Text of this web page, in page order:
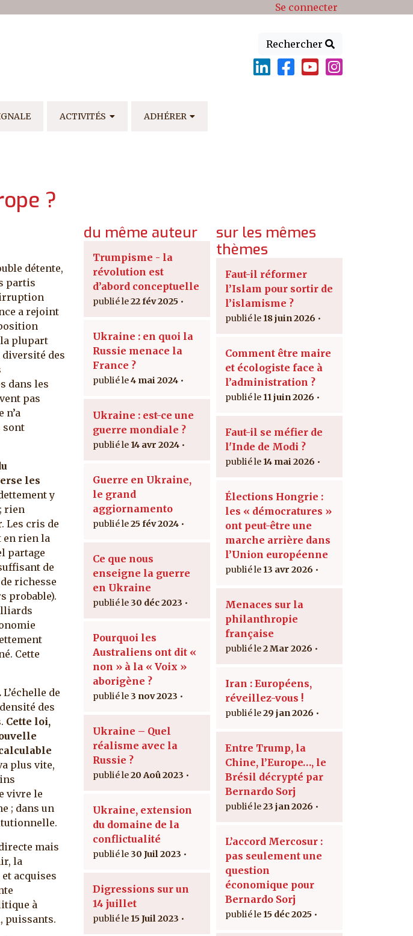
Se connecter
Rechercher
ACTIVITÉS ADHÉRER
?
détente,
partis
a rejoint
plupart
diversité des
dans les
pas
sont
les
y
rien
Les cris de
en rien la
partage
de
richesse
probable).
Cette
L’échelle de
des
Cette loi,
plus vite,
vivre le
; dans un
mais
la
acquises
à
puissants.
du même auteur
Trumpisme - la
révolution est
d’abord conceptuelle
22 fév 2025
Ukraine : en quoi la
Russie menace la
France ?
4 mai 2024
Ukraine : est-ce une
guerre mondiale ?
14 avr 2024
Guerre en Ukraine,
le grand
aggiornamento
25 fév 2024
Ce que nous
enseigne la guerre
en Ukraine
30 déc 2023
Pourquoi les
Australiens ont dit «
non » à la « Voix »
aborigène ?
3 nov 2023
Ukraine – Quel
réalisme avec la
Russie ?
20 Aoû 2023
Ukraine, extension
du domaine de la
conflictualité
30 Juil 2023
Digressions sur un
14 juillet
15 Juil 2023
sur les mêmes
thèmes
Faut-il réformer
l’Islam pour sortir de
l’islamisme ?
18 juin 2026
Comment être maire
et écologiste face à
l’administration ?
11 juin 2026
Faut-il se méfier de
l'Inde de Modi ?
14 mai 2026
Élections Hongrie :
les « démocratures »
ont peut-être une
marche arrière dans
l’Union européenne
13 avr 2026
Menaces sur la
philanthropie
française
2 Mar 2026
Iran : Européens,
réveillez-vous !
29 jan 2026
Entre Trump, la
Chine, l’Europe…, le
Brésil décrypté par
Bernardo Sorj
23 jan 2026
L’accord Mercosur :
pas seulement une
question
économique pour
Bernardo Sorj
15 déc 2025